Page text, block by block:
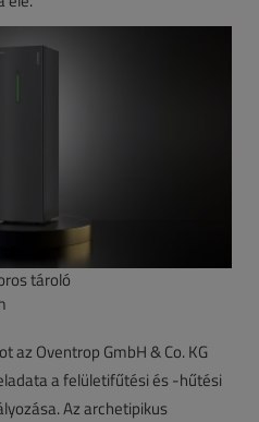
tároló
az Oventrop GmbH & Co. KG
a felületifűtési és -hűtési
Az archetipikus